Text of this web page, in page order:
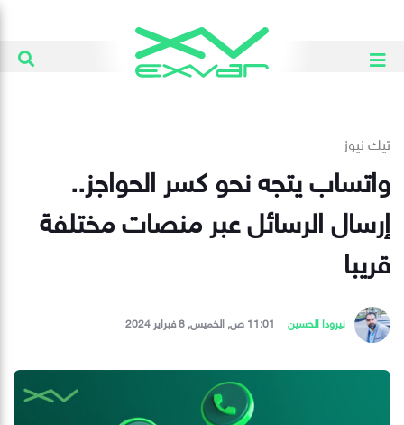
تيك نيوز
واتساب يتجه نحو كسر الحواجز..
إرسال الرسائل عبر منصات مختلفة
قريبا
نيرودا الحسين 11:01 ص, الخميس, 8 فبراير 2024